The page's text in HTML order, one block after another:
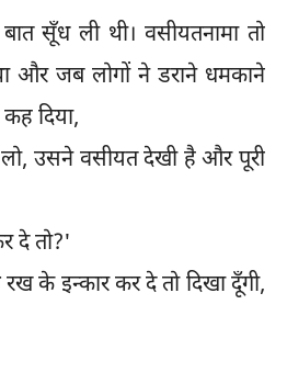
सूँध ली थी। वसीयतनामा तो
और जब लोगों ने डराने धमकाने
दिया,
उसने वसीयत देखी है और पूरी
दे तो?'
के इन्कार कर दे तो दिखा दूँगी,